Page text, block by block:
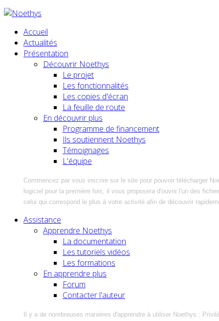
Accueil
Actualités
Présentation
Découvrir Noethys
Le projet
Les fonctionnalités
Les copies d'écran
La feuille de route
En découvrir plus
Programme de financement
Ils soutiennent Noethys
Témoignages
L'équipe
Commencez par vous inscrire sur le site pour pouvoir télécharger
logiciel pour la première fois, il vous proposera d'ouvrir l'un des
celui qui correspond le plus à votre activité afin de découvrir
Assistance
Apprendre Noethys
La documentation
Les tutoriels vidéos
Les formations
En apprendre plus
Forum
Contacter l'auteur
Il y a de nombreuses manières d'apprendre à utiliser Noethys :